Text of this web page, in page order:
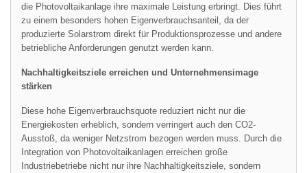
die Photovoltaikanlage ihre maximale Leistung erbringt. Dies führt
zu einem besonders hohen Eigenverbrauchsanteil, da der
produzierte Solarstrom direkt für Produktionsprozesse und andere
betriebliche Anforderungen genutzt werden kann.
Nachhaltigkeitsziele erreichen und Unternehmensimage
stärken
Diese hohe Eigenverbrauchsquote reduziert nicht nur die
Energiekosten erheblich, sondern verringert auch den CO2-
Ausstoß, da weniger Netzstrom bezogen werden muss. Durch die
Integration von Photovoltaikanlagen erreichen große
Industriebetriebe nicht nur ihre Nachhaltigkeitsziele, sondern